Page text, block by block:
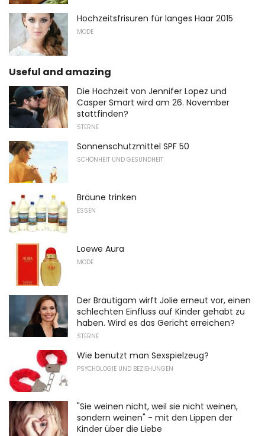
Hochzeitsfrisuren für langes Haar 2015
MODE
Useful and amazing
Die Hochzeit von Jennifer Lopez und
Casper Smart wird am 26. November
stattfinden?
STERNE
Sonnenschutzmittel SPF 50
SCHÖNHEIT UND GESUNDHEIT
Bräune trinken
ESSEN
Loewe Aura
MODE
Der Bräutigam wirft Jolie erneut vor, einen
schlechten Einfluss auf Kinder gehabt zu
haben. Wird es das Gericht erreichen?
STERNE
Wie benutzt man Sexspielzeug?
PSYCHOLOGIE UND BEZIEHUNGEN
"Sie weinen nicht, weil sie nicht weinen,
sondern weinen" - mit den Lippen der
Kinder über die Liebe